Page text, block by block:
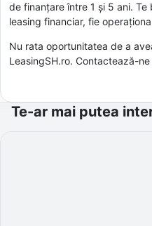
de finanțare între 1 și 5 ani.
leasing financiar, fie
Nu rata oportunitatea de a
LeasingSH.ro. Contactează-
Te-ar mai putea